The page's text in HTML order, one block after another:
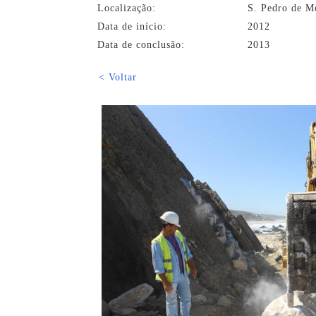
Localização:
S. Pedro de
Data de início:
2012
Data de conclusão:
2013
< Voltar